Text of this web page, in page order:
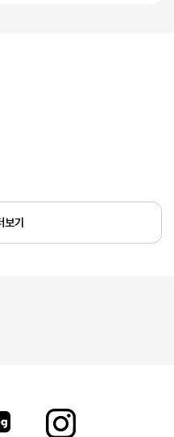
보기